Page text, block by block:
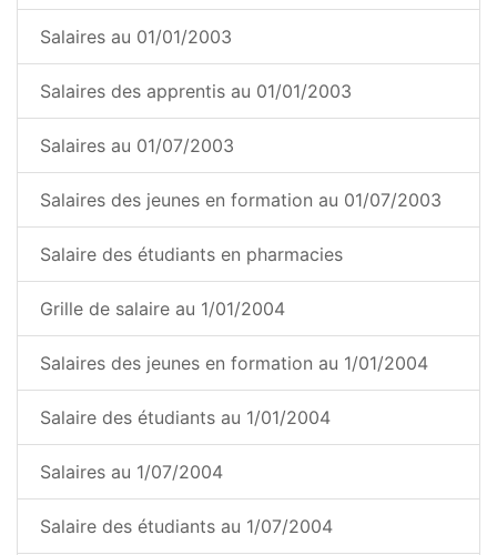
Salaires au 01/01/2003
Salaires des apprentis au 01/01/2003
Salaires au 01/07/2003
Salaires des jeunes en formation au 01/07/2003
Salaire des étudiants en pharmacies
Grille de salaire au 1/01/2004
Salaires des jeunes en formation au 1/01/2004
Salaire des étudiants au 1/01/2004
Salaires au 1/07/2004
Salaire des étudiants au 1/07/2004